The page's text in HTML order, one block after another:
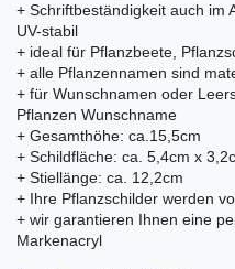
+ Schriftbeständigkeit auch im
UV-stabil
+ ideal für Pflanzbeete,
+ alle Pflanzennamen sind
+ für Wunschnamen oder
Pflanzen Wunschname
+ Gesamthöhe: ca.15,5cm
+ Schildfläche: ca. 5,4cm x
+ Stiellänge: ca. 12,2cm
+ Ihre Pflanzschilder werden
+ wir garantieren Ihnen eine
Markenacryl